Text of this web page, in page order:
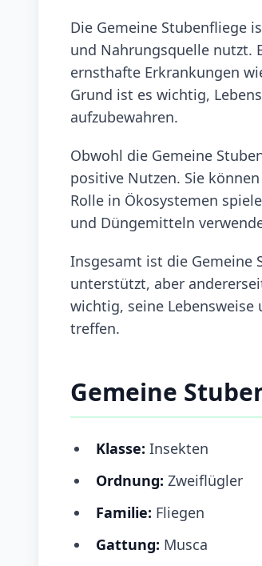
Die Gemeine Stubenfliege
und Nahrungsquelle nutzt.
ernsthafte Erkrankungen
Grund ist es wichtig,
aufzubewahren.
Obwohl die Gemeine
positive Nutzen. Sie
Rolle in Ökosystemen
und Düngemitteln
Insgesamt ist die Gemeine
unterstützt, aber
wichtig, seine
treffen.
Gemeine
Klasse: Insekten
Ordnung: Zweiflügler
Familie: Fliegen
Gattung: Musca